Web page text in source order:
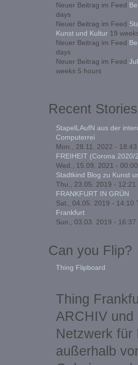
Neuer Beitrag im Feed
days
Neuer Beitrag im Feed
Kunst und Kultur19
Neuer Beitrag im Feed
days
Neuer Beitrag im Feed
weeks 5 hours
Recent Stories
StapelLAufN aus der
Computerrei
Mon., 28.11. 2022 - 18:43
FREIHEIT (Corona 2020/
Wed., 15.09. 2021 - 00:00
Stadtkind Blog zu Kunst
Thu., 23.05. 2019 - 12:21
FRANKFURT IN GRÜN
Sat., 04.05. 2019 - 14:10
Frankfurt
Sun., 03.03. 2019 - 16:37
Can you Flip?
Thing Flipboard
Thing
ARCHIV und
Netzwerk für
außerhalb